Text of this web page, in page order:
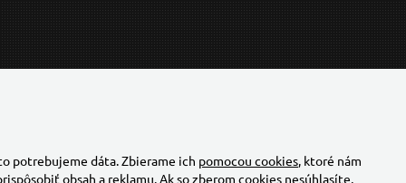
potrebujeme dáta. Zbierame ich pomocou cookies, ktoré nám
obsah a reklamu. Ak so zberom cookies nesúhlasíte,